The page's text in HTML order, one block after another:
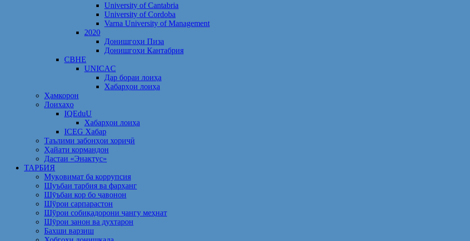
University of Cantabria
University of Cordoba
Varna University of Management
2020
Донишгоҳи Пиза
Донишгоҳи Кантабрия
CBHE
UNICAC
Дар бораи лоиҳа
Хабарҳои лоиҳа
Ҳамкорон
Лоихаҳо
IQEduU
Хабарҳои лоиҳа
ICEG Хабар
Таълими забонҳои хориҷӣ
Ҳайати кормандон
Дастаи «Энактус»
ТАРБИЯ
Муқовимат ба коррупсия
Шуъбаи тарбия ва фарҳанг
Шӯъбаи кор бо ҷавонон
Шўрои сарпарастон
Шўрои собиқадорони ҷангу меҳнат
Шӯрои занон ва духтарон
Бахши варзиш